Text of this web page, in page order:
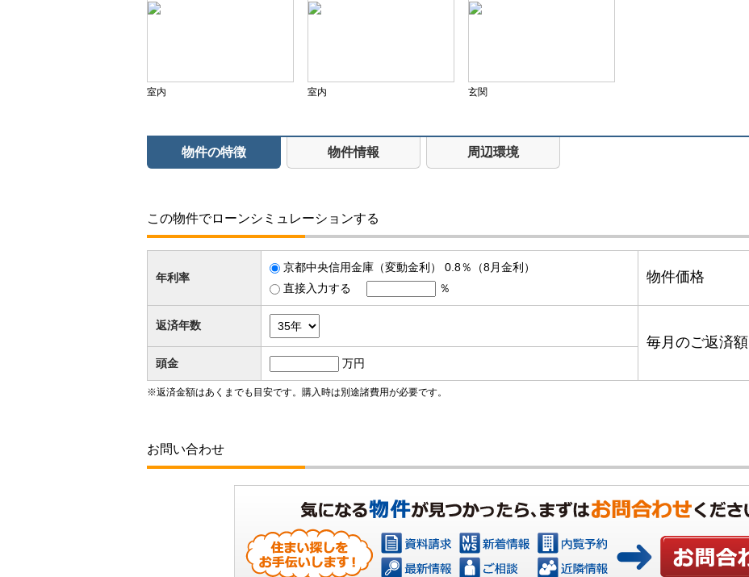
室内 室内 玄関
物件の特徴 物件情報 周辺環境
この物件でローンシミュレーションする
年利率
京都中央信用金庫（変動金利） 0.8％（8月金利）
直接入力する
％
物件価格
返済年数
毎月のご返済額
頭金
万円
※返済金額はあくまでも目安です。購入時は別途諸費用が必要です。
お問い合わせ